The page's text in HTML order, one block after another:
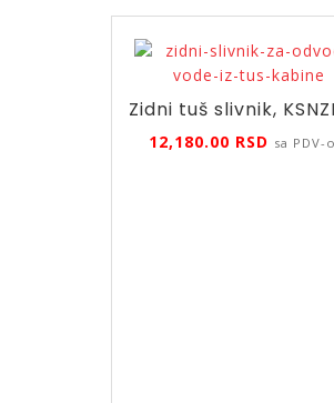
Zidni tuš slivnik,
12,180.00 RSD sa PDV-